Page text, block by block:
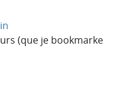
(que je bookmarke